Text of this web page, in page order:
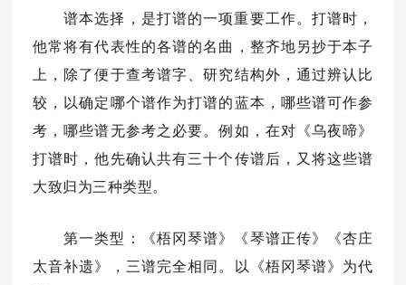
谱本选择，是打谱的一项重要工作。打谱时，
他常将有代表性的各谱的名曲，整齐地另抄于本子
上，除了便于查考谱字、研究结构外，通过辨认比
较，以确定哪个谱作为打谱的蓝本，哪些谱可作参
考，哪些谱无参考之必要。例如，在对《乌夜啼》
打谱时，他先确认共有三十个传谱后，又将这些谱
大致归为三种类型。
第一类型：《梧冈琴谱》《琴谱正传》《杏庄
太音补遗》，三谱完全相同。以《梧冈琴谱》为代